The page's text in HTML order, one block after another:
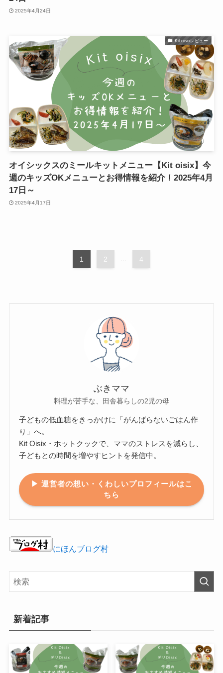
2025年4月24日
Kit oisixレビュー
オイシックスのミールキットメニュー【Kit oisix】今
週のキッズOKメニューとお得情報を紹介！2025年4月
17日～
2025年4月17日
1 2 ... 4
ぶきママ
料理が苦手な、田舎暮らしの2児の母
子どもの低血糖をきっかけに「がんばらないごはん作
り」へ。
Kit Oisix・ホットクックで、ママのストレスを減らし、
子どもとの時間を増やすヒントを発信中。
▶ 運営者の想い・くわしいプロフィールはこ
ちら
にほんブログ村
新着記事